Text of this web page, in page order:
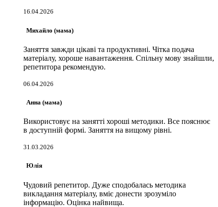
16.04.2026
Михайло (мама)
Заняття завжди цікаві та продуктивні. Чітка подача
матеріалу, хороше навантаження. Спільну мову знайшли,
репетитора рекомендую.
06.04.2026
Анна (мама)
Використовує на занятті хороші методики. Все пояснює
в доступній формі. Заняття на вищому рівні.
31.03.2026
Юлія
Чудовий репетитор. Дуже сподобалась методика
викладання матеріалу, вміє донести зрозуміло
інформацію. Оцінка найвища.